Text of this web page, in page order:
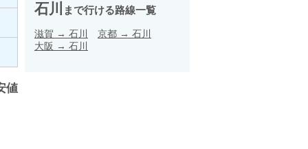
値
石川 まで行ける路線一覧
滋賀 → 石川 京都 → 石川
大阪 → 石川